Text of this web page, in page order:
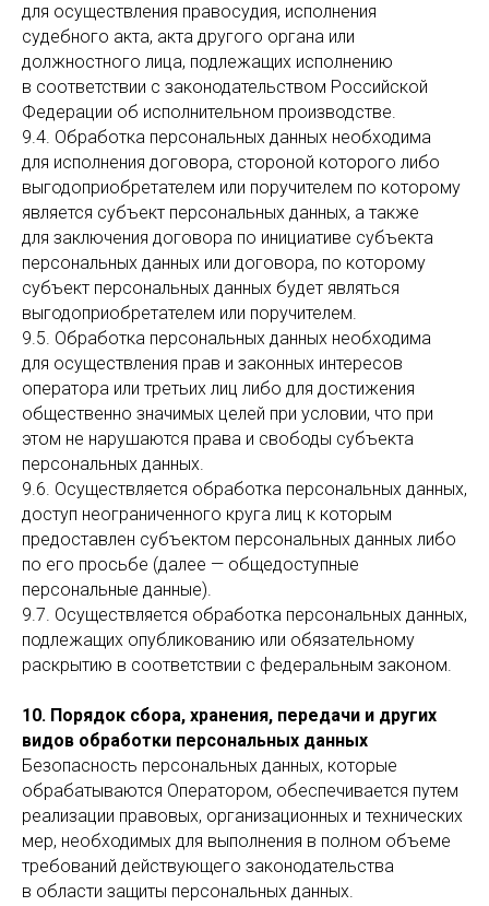
для осуществления правосудия, исполнения
судебного акта, акта другого органа или
должностного лица, подлежащих исполнению
в соответствии с законодательством Российской
Федерации об исполнительном производстве.
9.4. Обработка персональных данных необходима
для исполнения договора, стороной которого либо
выгодоприобретателем или поручителем по которому
является субъект персональных данных, а также
для заключения договора по инициативе субъекта
персональных данных или договора, по которому
субъект персональных данных будет являться
выгодоприобретателем или поручителем.
9.5. Обработка персональных данных необходима
для осуществления прав и законных интересов
оператора или третьих лиц либо для достижения
общественно значимых целей при условии, что при
этом не нарушаются права и свободы субъекта
персональных данных.
9.6. Осуществляется обработка персональных данных,
доступ неограниченного круга лиц к которым
предоставлен субъектом персональных данных либо
по его просьбе (далее — общедоступные
персональные данные).
9.7. Осуществляется обработка персональных данных,
подлежащих опубликованию или обязательному
раскрытию в соответствии с федеральным законом.
10. Порядок сбора, хранения, передачи и других
видов обработки персональных данных
Безопасность персональных данных, которые
обрабатываются Оператором, обеспечивается путем
реализации правовых, организационных и технических
мер, необходимых для выполнения в полном объеме
требований действующего законодательства
в области защиты персональных данных.